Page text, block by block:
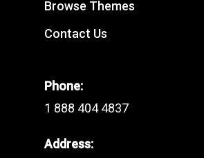
Browse Themes
Contact Us
Phone:
1 888 404 4837
Address: